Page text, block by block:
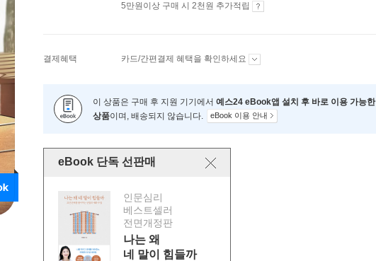
5만원이상 구매 시 2천원 추가적립
결제혜택 카드/간편결제 혜택을 확인하세요
이 상품은 구매 후 지원 기기에서 예스24 eBook앱 설치 후 바로 이용 가능한
상품이며, 배송되지 않습니다. eBook 이용 안내
eBook 단독 선판매
인문심리
베스트셀러
전면개정판
나는 왜
네 말이 힘들까